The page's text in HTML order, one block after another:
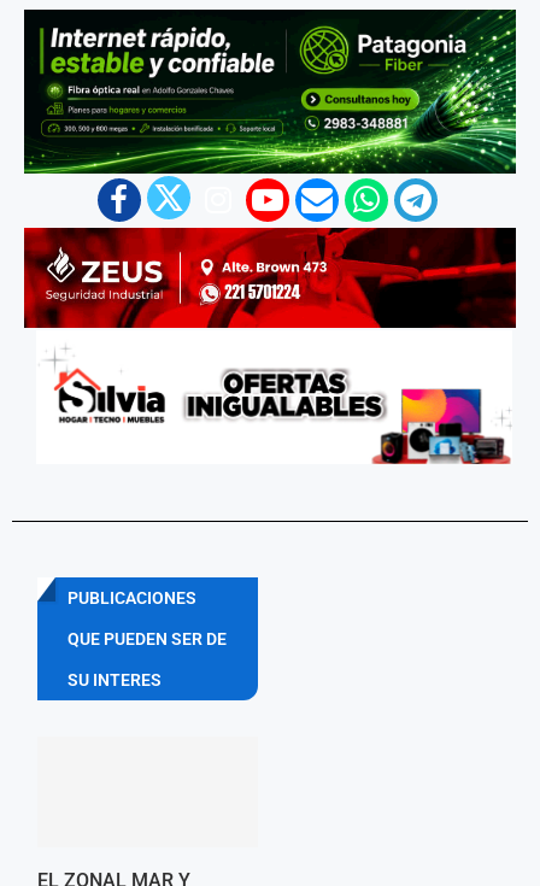
PUBLICACIONES
QUE PUEDEN SER DE
SU INTERES
EL ZONAL MAR Y